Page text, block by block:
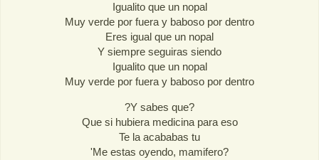
Igualito que un nopal
Muy verde por fuera y baboso por dentro
Eres igual que un nopal
Y siempre seguiras siendo
Igualito que un nopal
Muy verde por fuera y baboso por dentro
?Y sabes que?
Que si hubiera medicina para eso
Te la acababas tu
'Me estas oyendo, mamifero?